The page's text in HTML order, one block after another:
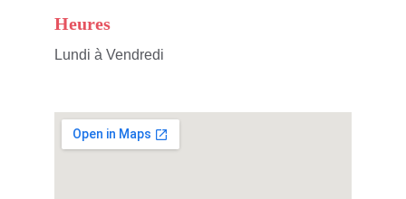
Heures
Lundi à Vendredi